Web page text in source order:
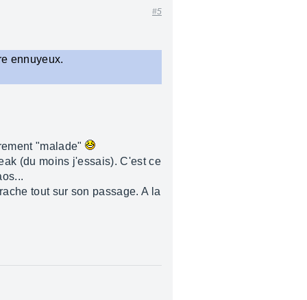
#5
ennuyeux.
"malade"
(du moins j'essais). C'est ce
tout sur son passage. A la